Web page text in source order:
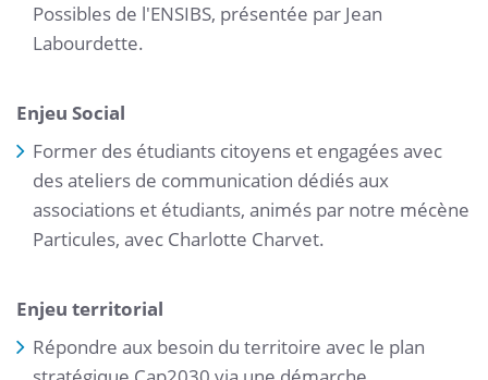
Possibles de l'ENSIBS, présentée par Jean
Labourdette.
Enjeu Social
Former des étudiants citoyens et engagées avec
des ateliers de communication dédiés aux
associations et étudiants, animés par notre mécène
Particules, avec Charlotte Charvet.
Enjeu territorial
Répondre aux besoin du territoire avec le plan